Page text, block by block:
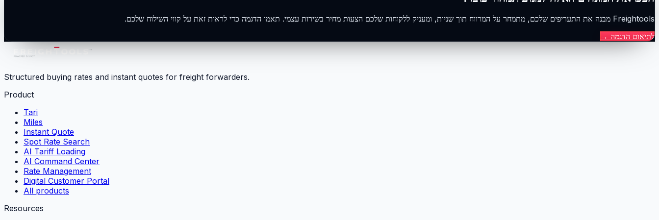
Freightools מבנה את התעריפים שלכם, מתמחר על המרווח תוך שניות, ומעניק ללקוחות שלכם הצעות מחיר בשירות עצמי. תאמו הדגמה כדי לראות זאת על קווי השילוח שלכם.
לתיאום הדגמה →
Structured buying rates and instant quotes for freight forwarders.
Product
Tari
Miles
Instant Quote
Spot Rate Search
AI Tariff Loading
AI Command Center
Rate Management
Digital Customer Portal
All products
Resources